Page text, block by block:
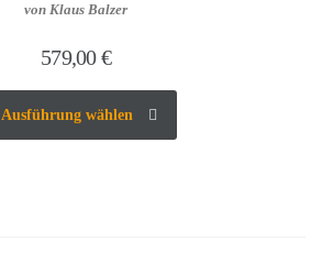
von Klaus Balzer
579,00€
Ausführung wählen